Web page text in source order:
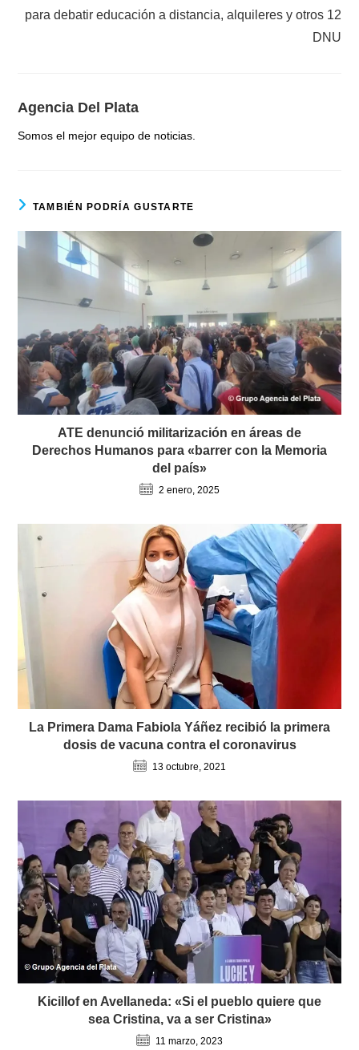
para debatir educación a distancia, alquileres y otros 12
DNU
Agencia Del Plata
Somos el mejor equipo de noticias.
TAMBIÉN PODRÍA GUSTARTE
ATE denunció militarización en áreas de
Derechos Humanos para «barrer con la Memoria
del país»
2 enero, 2025
La Primera Dama Fabiola Yáñez recibió la primera
dosis de vacuna contra el coronavirus
13 octubre, 2021
Kicillof en Avellaneda: «Si el pueblo quiere que
sea Cristina, va a ser Cristina»
11 marzo, 2023